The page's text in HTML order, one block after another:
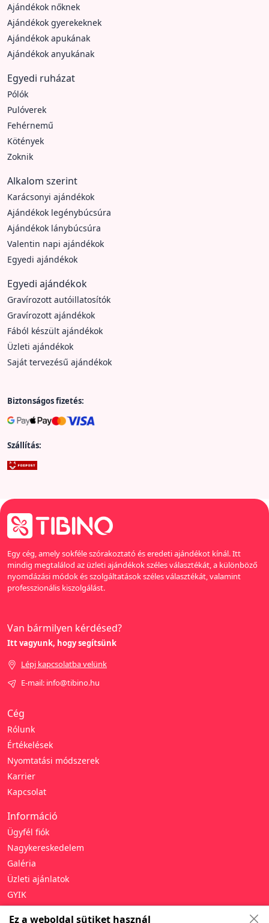
Ajándékok nőknek
Ajándékok gyerekeknek
Ajándékok apukának
Ajándékok anyukának
Egyedi ruházat
Pólók
Pulóverek
Fehérnemű
Kötények
Zoknik
Alkalom szerint
Karácsonyi ajándékok
Ajándékok legénybúcsúra
Ajándékok lánybúcsúra
Valentin napi ajándékok
Egyedi ajándékok
Egyedi ajándékok
Gravírozott autóillatosítók
Gravírozott ajándékok
Fából készült ajándékok
Üzleti ajándékok
Saját tervezésű ajándékok
Biztonságos fizetés:
Szállítás:
Egy cég, amely sokféle szórakoztató és eredeti ajándékot kínál. Itt
mindig megtalálod az üzleti ajándékok széles választékát, a különböző
nyomdázási módok és szolgáltatások széles választékát, valamint
professzionális kiszolgálást.
Cég
Rólunk
Értékelések
Nyomtatási módszerek
Karrier
Kapcsolat
Információ
Ügyfél fiók
Nagykereskedelem
Galéria
Üzleti ajánlatok
GYIK
Támogatás
Van bármilyen kérdésed?
Itt vagyunk, hogy segítsünk
Lépj kapcsolatba velünk
E-mail: info@tibino.hu
Ez a weboldal sütiket használ